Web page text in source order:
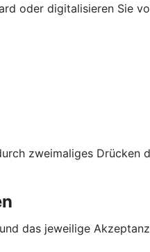
oder digitalisieren Sie
zweimaliges Drücken
das jeweilige